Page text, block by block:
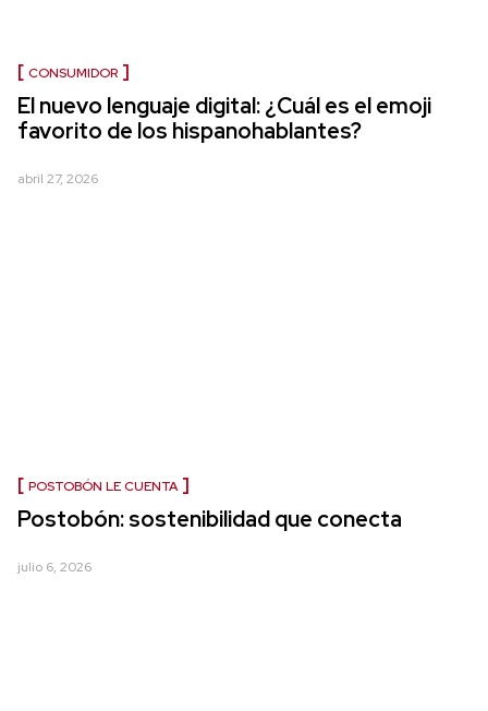
CONSUMIDOR
El nuevo lenguaje digital: ¿Cuál es el emoji
favorito de los hispanohablantes?
abril 27, 2026
POSTOBÓN LE CUENTA
Postobón: sostenibilidad que conecta
julio 6, 2026